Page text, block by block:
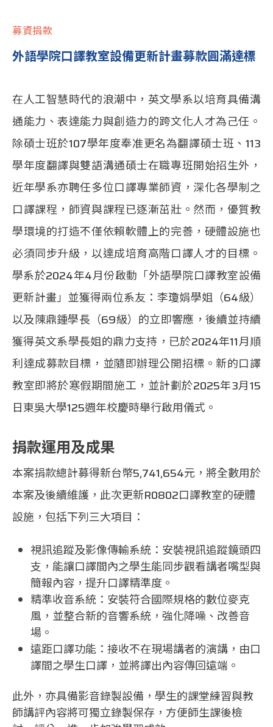
募資捐款
外語學院口譯教室設備更新計畫募款圓滿達標
在人工智慧時代的浪潮中，英文學系以培育具備溝
通能力、表達能力與創造力的跨文化人才為己任。
除碩士班於107學年度奉准更名為翻譯碩士班、113
學年度翻譯與雙語溝通碩士在職專班開始招生外，
近年學系亦聘任多位口譯專業師資，深化各學制之
口譯課程，師資與課程已逐漸茁壯。然而，優質教
學環境的打造不僅依賴軟體上的完善，硬體設施也
必須同步升級，以達成培育高階口譯人才的目標。
學系於2024年4月份啟動「外語學院口譯教室設備
更新計畫」並獲得兩位系友：李瓊娟學姐（64級）
以及陳鼎鍾學長（69級）的立即響應，後續並持續
獲得英文系學長姐的鼎力支持，已於2024年11月順
利達成募款目標，並隨即辦理公開招標。新的口譯
教室即將於寒假期間施工，並計劃於2025年3月15
日東吳大學125週年校慶時舉行啟用儀式。
捐款運用及成果
本案捐款總計募得新台幣5,741,654元，將全數用於
本案及後續維護，此次更新R0802口譯教室的硬體
設施，包括下列三大項目：
視訊追蹤及影像傳輸系統：安裝視訊追蹤鏡頭四
支，能讓口譯間內之學生能同步觀看講者嘴型與
簡報內容，提升口譯精準度。
精準收音系統：安裝符合國際規格的數位麥克
風，並整合新的音響系統，強化降噪、改善音
場。
遠距口譯功能：接收不在現場講者的演講，由口
譯間之學生口譯，並將譯出內容傳回遠端。
此外，亦具備影音錄製設備，學生的課堂練習與教
師講評內容將可獨立錄製保存，方便師生課後檢